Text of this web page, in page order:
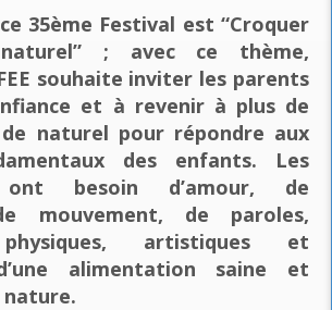
35ème Festival est “Croquer
; avec ce thème,
souhaite inviter les parents
et à revenir à plus de
naturel pour répondre aux
des enfants. Les
besoin d’amour, de
mouvement, de paroles,
physiques, artistiques et
alimentation saine et
nature.